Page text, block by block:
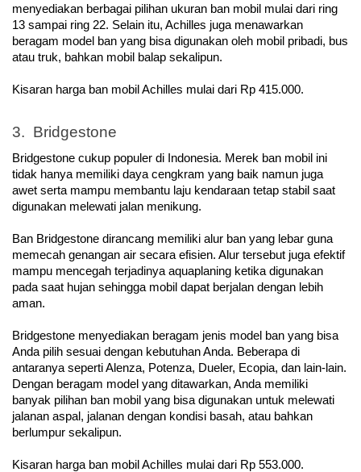
menyediakan berbagai pilihan ukuran ban mobil mulai dari ring
13 sampai ring 22. Selain itu, Achilles juga menawarkan
beragam model ban yang bisa digunakan oleh mobil pribadi, bus
atau truk, bahkan mobil balap sekalipun.
Kisaran harga ban mobil Achilles mulai dari Rp 415.000.
3.  Bridgestone
Bridgestone cukup populer di Indonesia. Merek ban mobil ini
tidak hanya memiliki daya cengkram yang baik namun juga
awet serta mampu membantu laju kendaraan tetap stabil saat
digunakan melewati jalan menikung.
Ban Bridgestone dirancang memiliki alur ban yang lebar guna
memecah genangan air secara efisien. Alur tersebut juga efektif
mampu mencegah terjadinya aquaplaning ketika digunakan
pada saat hujan sehingga mobil dapat berjalan dengan lebih
aman.
Bridgestone menyediakan beragam jenis model ban yang bisa
Anda pilih sesuai dengan kebutuhan Anda. Beberapa di
antaranya seperti Alenza, Potenza, Dueler, Ecopia, dan lain-lain.
Dengan beragam model yang ditawarkan, Anda memiliki
banyak pilihan ban mobil yang bisa digunakan untuk melewati
jalanan aspal, jalanan dengan kondisi basah, atau bahkan
berlumpur sekalipun.
Kisaran harga ban mobil Achilles mulai dari Rp 553.000.